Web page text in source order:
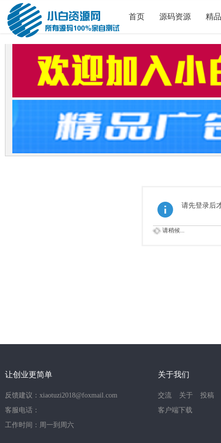
首页 源码资源 精
请先登录后
请稍候...
让创业更简单
反馈建议：xiaotuzi2018@foxmail.com
客服电话：
工作时间：周一到周六
关于我们
交流 关于
投稿
客户端下载